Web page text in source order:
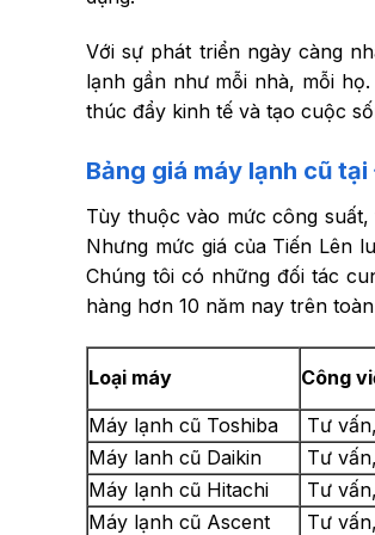
Với sự phát triển ngày càng
lạnh gần như mỗi nhà, mỗi
thúc đẩy kinh tế và tạo cuộc
Bảng giá máy lạnh cũ
Tùy thuộc vào mức công
Nhưng mức giá của Tiến Lên
Chúng tôi có những đối tác
hàng hơn 10 năm nay trên
Loại máy
Công
Máy lạnh cũ Toshiba
Tư
Máy lanh cũ Daikin
Tư
Máy lạnh cũ Hitachi
Tư
Máy lạnh cũ Ascent
Tư